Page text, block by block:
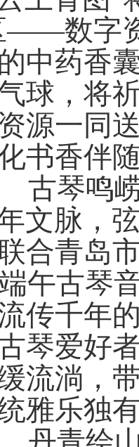
——数字
中药香
球，将
源一同
书香伴
古琴鸣
文脉，
合青岛
午古琴
传千年
琴爱好
流淌，
雅乐独